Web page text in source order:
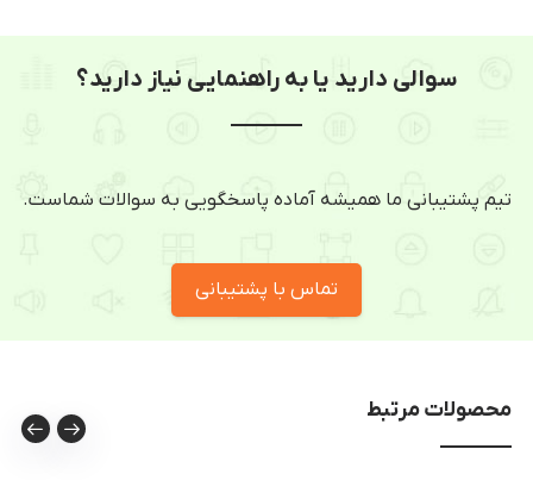
سوالی دارید یا به راهنمایی نیاز دارید؟
تیم پشتیبانی ما همیشه آماده پاسخگویی به سوالات شماست.
تماس با پشتیبانی
محصولات مرتبط